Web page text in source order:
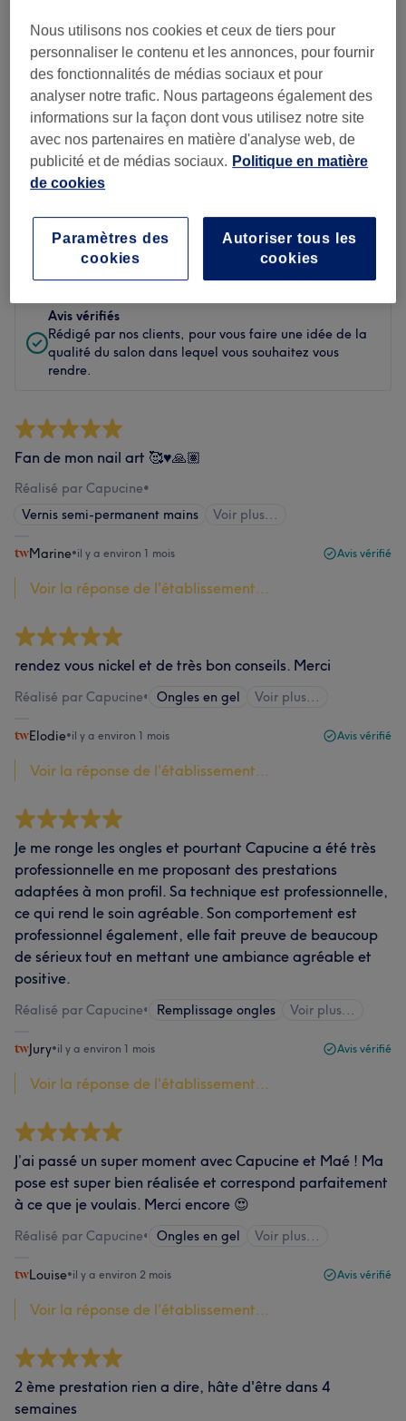
Propreté
Personnel
Filtrer les avis
beauté
Évaluation Filtrer par évaluation
Avis vérifiés
Rédigé par nos clients, pour vous faire une idée de la
qualité du salon dans lequel vous souhaitez vous
rendre.
Fan de mon nail art 🥰♥️🙏🏽
Réalisé par Capucine•
Vernis semi-permanent mains
Voir plus...
Marine•il y a environ 1 mois Avis vérifié
Voir la réponse de l'établissement...
rendez vous nickel et de très bon conseils. Merci
Réalisé par Capucine• Ongles en gel Voir plus...
Elodie•il y a environ 1 mois Avis vérifié
Voir la réponse de l'établissement...
Je me ronge les ongles et pourtant Capucine a été très
professionnelle en me proposant des prestations
adaptées à mon profil. Sa technique est professionnelle,
ce qui rend le soin agréable. Son comportement est
professionnel également, elle fait preuve de beaucoup
de sérieux tout en mettant une ambiance agréable et
positive.
Réalisé par Capucine• Remplissage ongles Voir plus...
Jury•il y a environ 1 mois Avis vérifié
Voir la réponse de l'établissement...
J’ai passé un super moment avec Capucine et Maé ! Ma
pose est super bien réalisée et correspond parfaitement
à ce que je voulais. Merci encore 😍
Réalisé par Capucine• Ongles en gel Voir plus...
Louise•il y a environ 2 mois Avis vérifié
Voir la réponse de l'établissement...
2 ème prestation rien a dire, hâte d'être dans 4
semaines
Nous utilisons nos cookies et ceux de tiers pour
personnaliser le contenu et les annonces, pour fournir
des fonctionnalités de médias sociaux et pour
analyser notre trafic. Nous partageons également des
informations sur la façon dont vous utilisez notre site
avec nos partenaires en matière d'analyse web, de
publicité et de médias sociaux. Politique en matière
de cookies
Autoriser tous les
cookies
Paramètres des
cookies